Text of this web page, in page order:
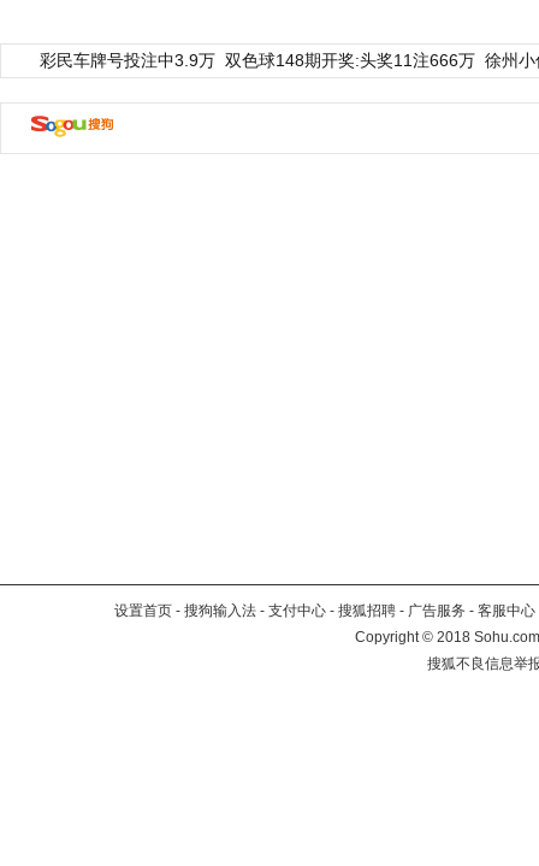
彩民车牌号投注中3.9万 双色球148期开奖:头奖11注666万 徐州
设置首页 - 搜狗输入法 - 支付中心 - 搜狐招聘 - 广告服务 - 客服中心
Copyright©2018
搜狐不良信息举